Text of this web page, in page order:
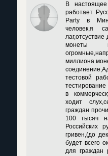
В
работает
Party в
человек,я
монеты
миллиона
тестовой
в
ходит
граждан
100 тысяч
Российских
гривен,(до
будет всего
для граждан